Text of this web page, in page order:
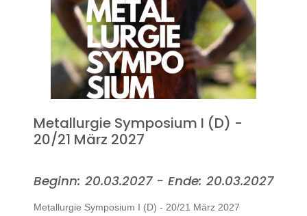
Metallurgie Symposium I (D) -
20/21 März 2027
Beginn: 20.03.2027 - Ende: 20.03.2027
Metallurgie Symposium I (D) - 20/21 März 2027